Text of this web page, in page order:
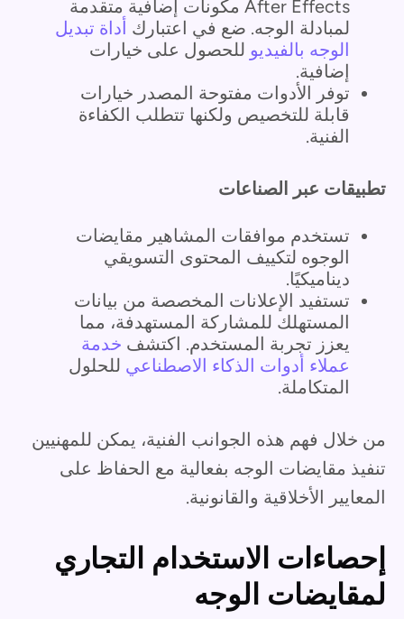
After Effects مكونات إضافية متقدمة
لمبادلة الوجه. ضع في اعتبارك أداة تبديل
الوجه بالفيديو للحصول على خيارات
إضافية.
توفر الأدوات مفتوحة المصدر خيارات
قابلة للتخصيص ولكنها تتطلب الكفاءة
الفنية.
تطبيقات عبر الصناعات
تستخدم موافقات المشاهير مقايضات
الوجوه لتكييف المحتوى التسويقي
ديناميكيًا.
تستفيد الإعلانات المخصصة من بيانات
المستهلك للمشاركة المستهدفة، مما
يعزز تجربة المستخدم. اكتشف خدمة
عملاء أدوات الذكاء الاصطناعي للحلول
المتكاملة.
من خلال فهم هذه الجوانب الفنية، يمكن للمهنيين
تنفيذ مقايضات الوجه بفعالية مع الحفاظ على
المعايير الأخلاقية والقانونية.
إحصاءات الاستخدام التجاري
لمقايضات الوجه